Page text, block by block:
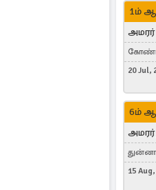
1ம்
20 Jul,
6ம்
அமரர்
United
15